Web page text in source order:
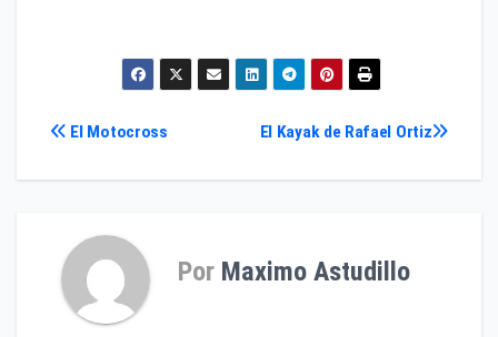
Navegación
de
entradas
El Kayak de Rafael Ortiz
El Motocross
Por Maximo Astudillo